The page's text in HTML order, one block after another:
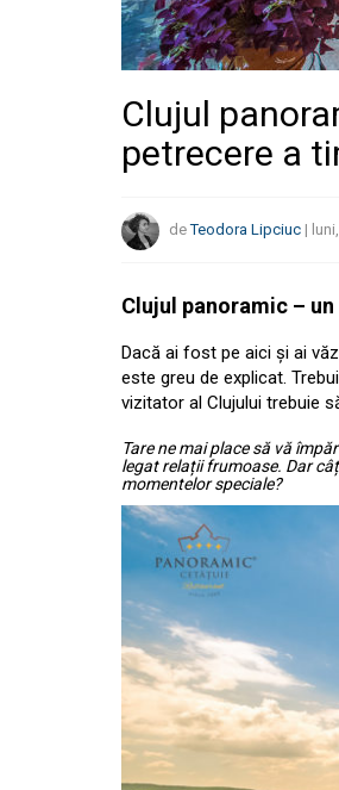
Clujul
petrecere a
deTeodora Lipciuc |
Clujul panoramic –
Dacă ai fost pe aici și ai
este greu de explicat.
vizitator al Clujului trebuie
Tare ne mai place să vă
legat relații frumoase. Dar
momentelor speciale?